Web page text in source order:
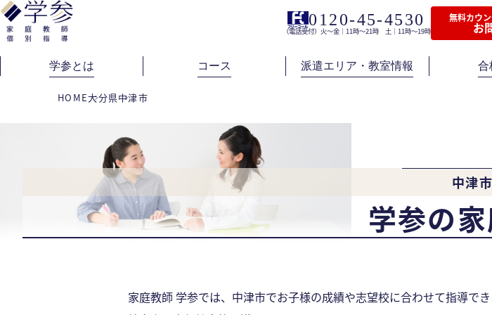
0120-45-4530
（電話受付）火〜金｜11時〜21時 土｜11時〜19時
無料カウ
お
学参とは コース 派遣エリア・教室情報 合
HOME大分県中津市
中津市
学参の
家庭教師 学参では、中津市でお子様の成績や志望校に合わせて指導で